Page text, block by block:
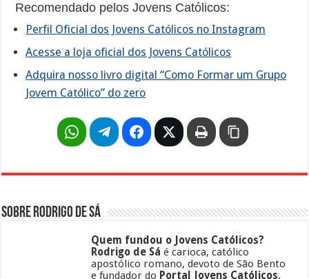
Recomendado pelos Jovens Católicos:
Perfil Oficial dos Jovens Católicos no Instagram
Acesse a loja oficial dos Jovens Católicos
Adquira nosso livro digital “Como Formar um Grupo
Jovem Católico” do zero
Sobre Rodrigo de Sá
Quem fundou o Jovens Católicos?
Rodrigo de Sá é carioca, católico
apostólico romano, devoto de São Bento
e fundador do Portal Jovens Católicos.